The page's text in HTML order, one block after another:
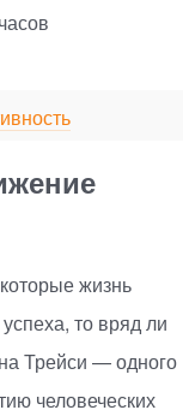
жизнь
то вряд ли
Трейси — одного
человеческих